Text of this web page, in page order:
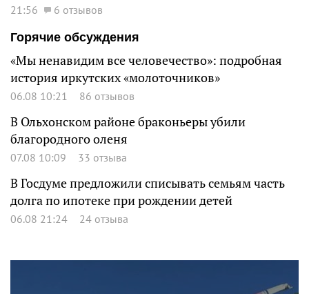
21:56
6 отзывов
Горячие обсуждения
«Мы ненавидим все человечество»: подробная
история иркутских «молоточников»
06.08 10:21 86 отзывов
В Ольхонском районе браконьеры убили
благородного оленя
07.08 10:09 33 отзыва
В Госдуме предложили списывать семьям часть
долга по ипотеке при рождении детей
06.08 21:24 24 отзыва